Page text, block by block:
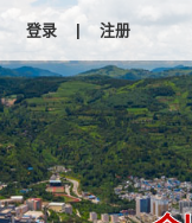
登录 | 注册